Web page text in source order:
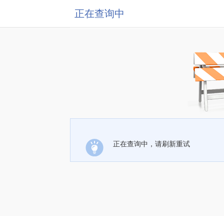
正在查询中
正在查询中，请刷新重试